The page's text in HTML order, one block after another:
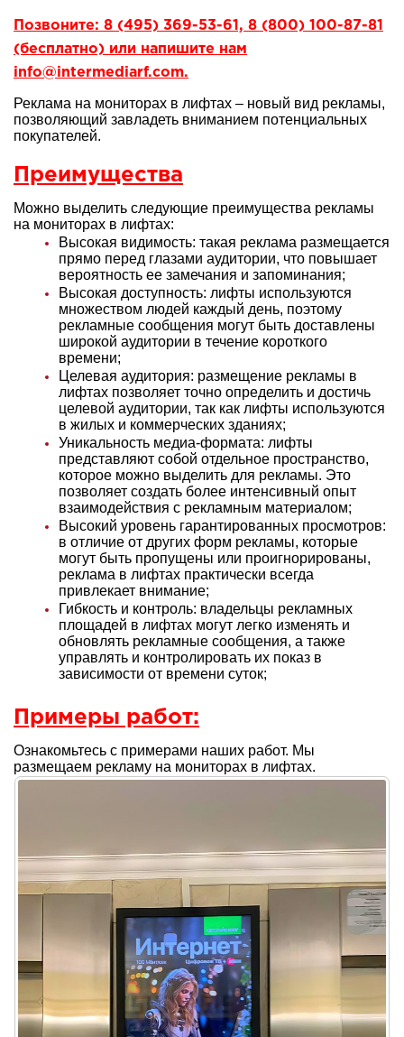
Позвоните: 8 (495) 369-53-61, 8 (800) 100-87-81
(бесплатно) или напишите нам
info@intermediarf.com.
Реклама на мониторах в лифтах – новый вид рекламы,
позволяющий завладеть вниманием потенциальных
покупателей.
Преимущества
Можно выделить следующие преимущества рекламы
на мониторах в лифтах:
Высокая видимость: такая реклама размещается
прямо перед глазами аудитории, что повышает
вероятность ее замечания и запоминания;
Высокая доступность: лифты используются
множеством людей каждый день, поэтому
рекламные сообщения могут быть доставлены
широкой аудитории в течение короткого
времени;
Целевая аудитория: размещение рекламы в
лифтах позволяет точно определить и достичь
целевой аудитории, так как лифты используются
в жилых и коммерческих зданиях;
Уникальность медиа-формата: лифты
представляют собой отдельное пространство,
которое можно выделить для рекламы. Это
позволяет создать более интенсивный опыт
взаимодействия с рекламным материалом;
Высокий уровень гарантированных просмотров:
в отличие от других форм рекламы, которые
могут быть пропущены или проигнорированы,
реклама в лифтах практически всегда
привлекает внимание;
Гибкость и контроль: владельцы рекламных
площадей в лифтах могут легко изменять и
обновлять рекламные сообщения, а также
управлять и контролировать их показ в
зависимости от времени суток;
Примеры работ:
Ознакомьтесь с примерами наших работ. Мы
размещаем рекламу на мониторах в лифтах.